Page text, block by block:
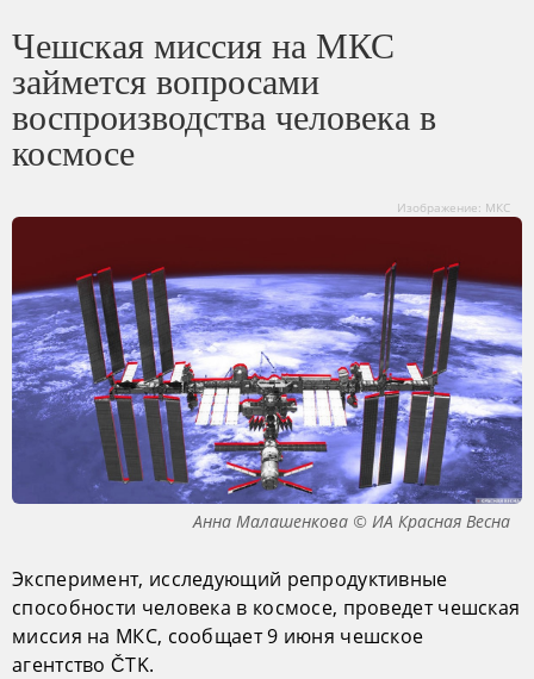
Чешская миссия на МКС
займется вопросами
воспроизводства человека в
космосе
Изображение: МКС
Анна Малашенкова © ИА Красная Весна
Эксперимент, исследующий репродуктивные
способности человека в космосе, проведет чешская
миссия на МКС, сообщает 9 июня чешское
агентство ČTK.